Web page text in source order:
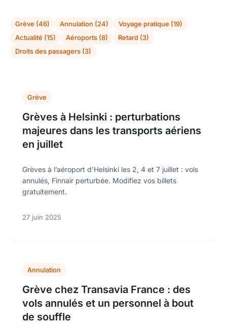
Grève (46) Annulation (24)
Voyage pratique (19)
Actualité (15)
Aéroports (8)
Retard (3)
Droits des passagers (3)
Grève
Grèves à Helsinki : perturbations
majeures dans les transports aériens
en juillet
Grèves à l’aéroport d’Helsinki les 2, 4 et 7 juillet : vols
annulés, Finnair perturbée. Modifiez vos billets
gratuitement.
27 juin 2025
Annulation
Grève chez Transavia France : des
vols annulés et un personnel à bout
de souffle